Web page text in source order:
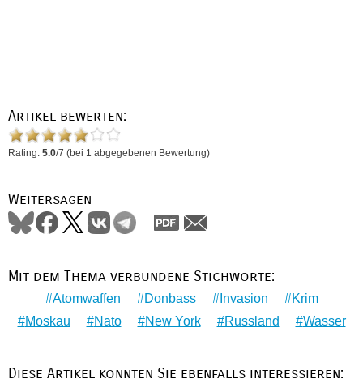
Artikel bewerten:
Rating: 5.0/7 (bei 1 abgegebenen Bewertung)
Weitersagen
Mit dem Thema verbundene Stichworte:
Atomwaffen Donbass Invasion
Krim
Moskau
Nato New York Russland Wasser
Diese Artikel könnten Sie ebenfalls interessieren: